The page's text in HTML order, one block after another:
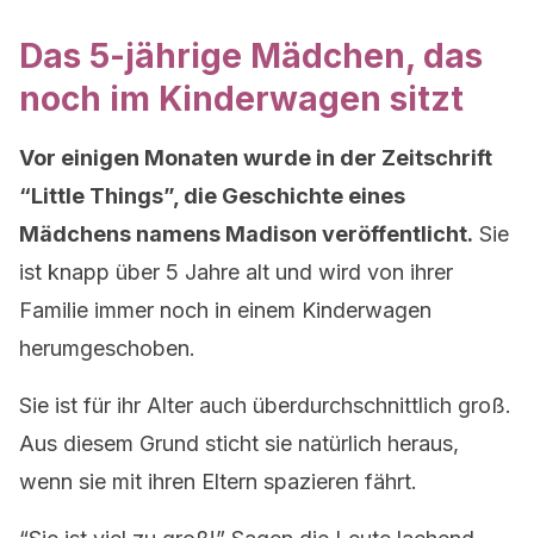
Das 5-jährige Mädchen, das
noch im Kinderwagen sitzt
Vor einigen Monaten wurde in der Zeitschrift
“Little Things”, die Geschichte eines
Mädchens namens Madison veröffentlicht. Sie
ist knapp über 5 Jahre alt und wird von ihrer
Familie immer noch in einem Kinderwagen
herumgeschoben.
Sie ist für ihr Alter auch überdurchschnittlich groß.
Aus diesem Grund sticht sie natürlich heraus,
wenn sie mit ihren Eltern spazieren fährt.